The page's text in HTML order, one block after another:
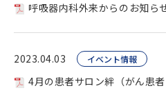
呼吸器内科外来からのお知らせ
2023.04.03 イベント情報
4月の患者サロン絆（がん患者さん